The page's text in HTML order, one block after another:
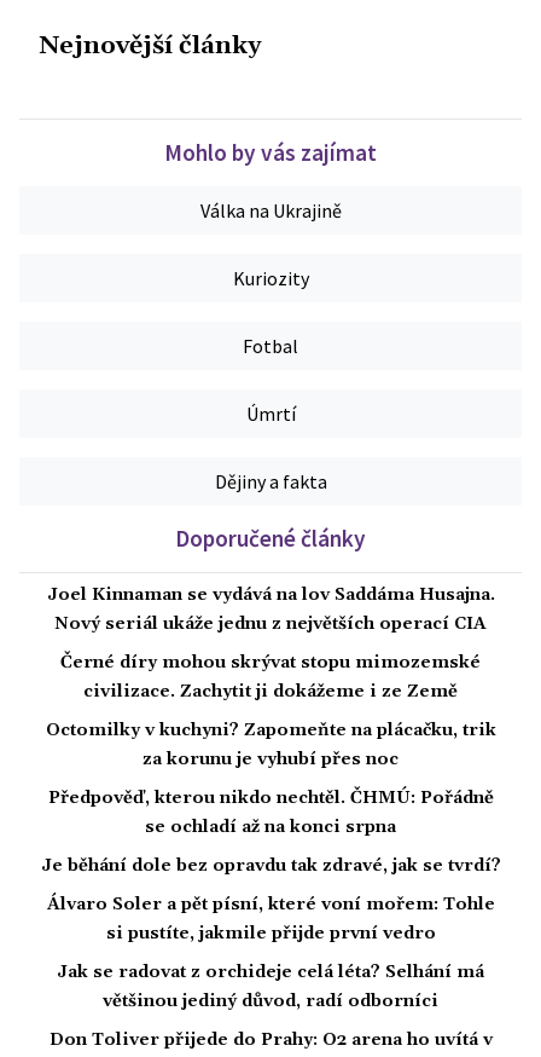
Nejnovější články
Mohlo by vás zajímat
Válka na Ukrajině
Kuriozity
Fotbal
Úmrtí
Dějiny a fakta
Doporučené články
Joel Kinnaman se vydává na lov Saddáma Husajna.
Nový seriál ukáže jednu z největších operací CIA
Černé díry mohou skrývat stopu mimozemské
civilizace. Zachytit ji dokážeme i ze Země
Octomilky v kuchyni? Zapomeňte na plácačku, trik
za korunu je vyhubí přes noc
Předpověď, kterou nikdo nechtěl. ČHMÚ: Pořádně
se ochladí až na konci srpna
Je běhání dole bez opravdu tak zdravé, jak se tvrdí?
Álvaro Soler a pět písní, které voní mořem: Tohle
si pustíte, jakmile přijde první vedro
Jak se radovat z orchideje celá léta? Selhání má
většinou jediný důvod, radí odborníci
Don Toliver přijede do Prahy: O2 arena ho uvítá v